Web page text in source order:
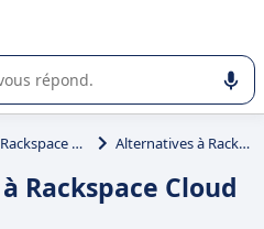
l'utilisation ou la sélection de
Rackspace Cloud Backup Alternatives à Rackspace Cloud Backup
Rackspace Cloud